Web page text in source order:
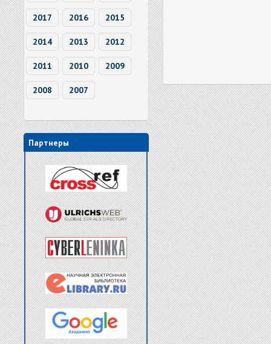
2017 2016 2015
2014 2013 2012
2011 2010 2009
2008 2007
Партнеры